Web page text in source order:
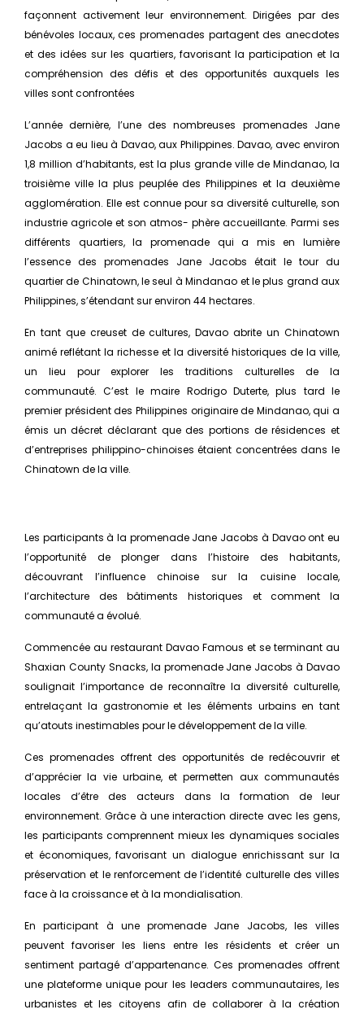
façonnent activement leur environnement. Dirigées par des
bénévoles locaux, ces promenades partagent des anecdotes
et des idées sur les quartiers, favorisant la participation et la
compréhension des défis et des opportunités auxquels les
villes sont confrontées
L’année dernière, l’une des nombreuses promenades Jane
Jacobs a eu lieu à Davao, aux Philippines. Davao, avec environ
1,8 million d’habitants, est la plus grande ville de Mindanao, la
troisième ville la plus peuplée des Philippines et la deuxième
agglomération. Elle est connue pour sa diversité culturelle, son
industrie agricole et son atmos- phère accueillante. Parmi ses
différents quartiers, la promenade qui a mis en lumière
l’essence des promenades Jane Jacobs était le tour du
quartier de Chinatown, le seul à Mindanao et le plus grand aux
Philippines, s’étendant sur environ 44 hectares.
En tant que creuset de cultures, Davao abrite un Chinatown
animé reflétant la richesse et la diversité historiques de la ville,
un lieu pour explorer les traditions culturelles de la
communauté. C’est le maire Rodrigo Duterte, plus tard le
premier président des Philippines originaire de Mindanao, qui a
émis un décret déclarant que des portions de résidences et
d’entreprises philippino-chinoises étaient concentrées dans le
Chinatown de la ville.
Les participants à la promenade Jane Jacobs à Davao ont eu
l’opportunité de plonger dans l’histoire des habitants,
découvrant l’influence chinoise sur la cuisine locale,
l’architecture des bâtiments historiques et comment la
communauté a évolué.
Commencée au restaurant Davao Famous et se terminant au
Shaxian County Snacks, la promenade Jane Jacobs à Davao
soulignait l’importance de reconnaître la diversité culturelle,
entrelaçant la gastronomie et les éléments urbains en tant
qu’atouts inestimables pour le développement de la ville.
Ces promenades offrent des opportunités de redécouvrir et
d’apprécier la vie urbaine, et permetten aux communautés
locales d’être des acteurs dans la formation de leur
environnement. Grâce à une interaction directe avec les gens,
les participants comprennent mieux les dynamiques sociales
et économiques, favorisant un dialogue enrichissant sur la
préservation et le renforcement de l’identité culturelle des villes
face à la croissance et à la mondialisation.
En participant à une promenade Jane Jacobs, les villes
peuvent favoriser les liens entre les résidents et créer un
sentiment partagé d’appartenance. Ces promenades offrent
une plateforme unique pour les leaders communautaires, les
urbanistes et les citoyens afin de collaborer à la création